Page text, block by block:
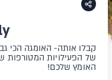
קבלו אותה- האומגה הכי
של הפעילויות
האומץ שלכם!